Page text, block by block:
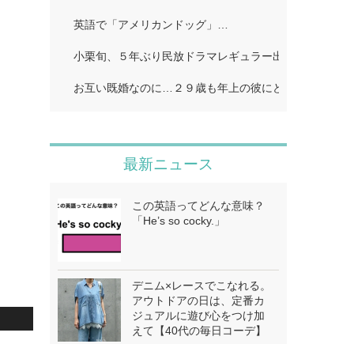
英語で「アメリカンドッグ」…
小栗旬、５年ぶり民放ドラマレギュラー出演…
お互い既婚なのに…２９歳も年上の彼にどうしようも
最新ニュース
この英語ってどんな意味？
「He’s so cocky.」
デニム×レースでこなれる。
アウトドアの日は、定番カ
ジュアルに遊び心をつけ加
えて【40代の毎日コーデ】